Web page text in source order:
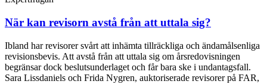
När kan revisorn avstå från att uttala sig?
Ibland har revisorer svårt att inhämta tillräckliga och ändamålsenliga
revisionsbevis. Att avstå från att uttala sig om årsredovisningen
begränsar dock beslutsunderlaget och får bara ske i undantagsfall.
Sara Lissdaniels och Frida Nygren, auktoriserade revisorer på FAR,